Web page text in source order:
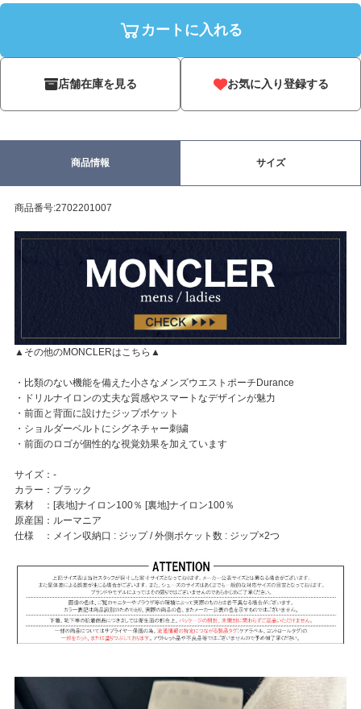
カートに入れる
店舗在庫を見る お気に入り登録する
商品情報 サイズ
商品番号:2702201007
▲その他のMONCLERはこちら▲
・比類のない機能を備えた小さなメンズウエストポーチDurance
・ドリルナイロンの丈夫な質感やスマートなデザインが魅力
・前面と背面に設けたジップポケット
・ショルダーベルトにシグネチャー刺繍
・前面のロゴが個性的な視覚効果を加えています
サイズ：-
カラー：ブラック
素材 ：[表地]ナイロン100％ [裏地]ナイロン100％
原産国：ルーマニア
仕様 ：メイン収納口 : ジップ / 外側ポケット数 : ジップ×2つ